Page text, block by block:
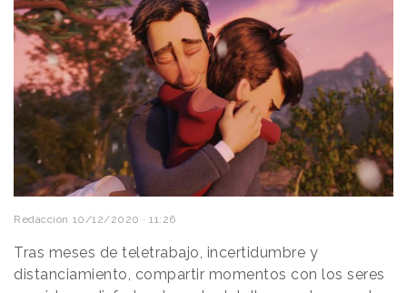
Redacción 10/12/2020 · 11:26
Tras meses de teletrabajo, incertidumbre y
distanciamiento, compartir momentos con los seres